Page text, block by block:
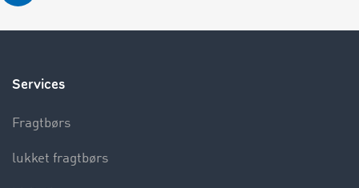
Services
Fragtbørs
lukket fragtbørs